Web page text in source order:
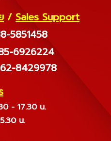
/ Sales Support
5851458
6926224
8429978
- 17.30 น.
น.